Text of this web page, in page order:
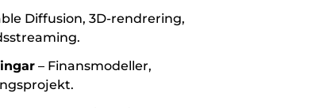
Diffusion, 3D-rendrering,
– Finansmodeller,